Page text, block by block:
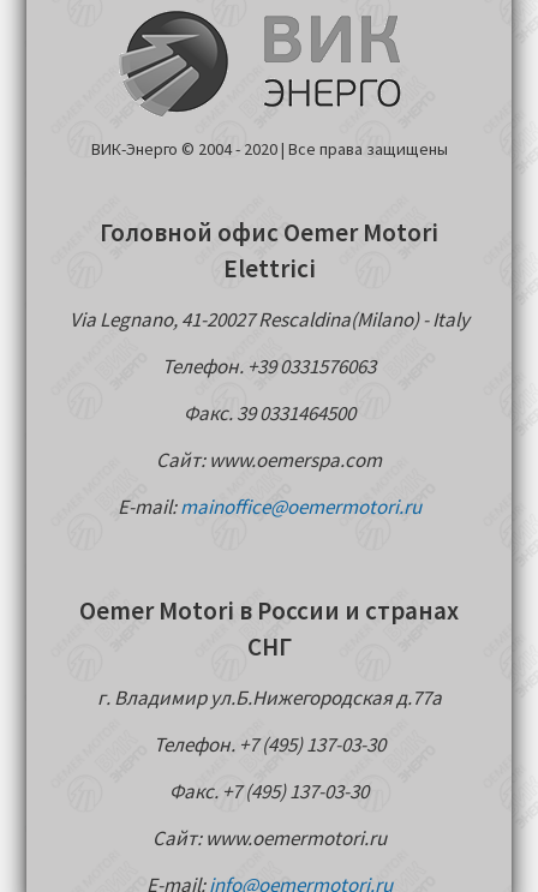
ВИК-Энерго © 2004 - 2020 | Все права защищены
Головной офис Oemer Motori
Elettrici
Via Legnano, 41-20027 Rescaldina(Milano) - Italy
Телефон. +39 0331576063
Факс. 39 0331464500
Сайт: www.oemerspa.com
E-mail:mainoffice@oemermotori.ru
Oemer Motori в России и странах
СНГ
г. Владимир ул.Б.Нижегородская д.77a
Телефон. +7 (495) 137-03-30
Факс. +7 (495) 137-03-30
Сайт: www.oemermotori.ru
E-mail:info@oemermotori.ru